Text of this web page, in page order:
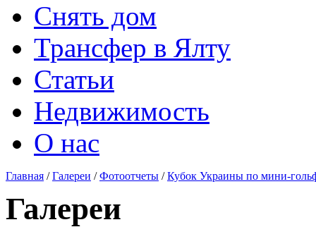
Снять дом
Трансфер в Ялту
Статьи
Недвижимость
О нас
Главная /Галереи /Фотоотчеты /Кубок Украины по мини-
Галереи